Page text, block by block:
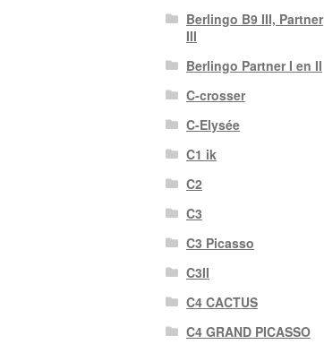
Berlingo B9 III, Partner
III
Berlingo Partner I en II
C-crosser
C-Elysée
C1 ik
C2
C3
C3 Picasso
C3II
C4 CACTUS
C4 GRAND PICASSO